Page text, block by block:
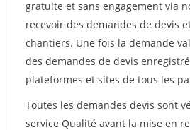
gratuite et sans engagement via
recevoir des demandes de devis
chantiers. Une fois la demande
des demandes de devis
plateformes et sites de tous les
Toutes les demandes devis sont
service Qualité avant la mise en